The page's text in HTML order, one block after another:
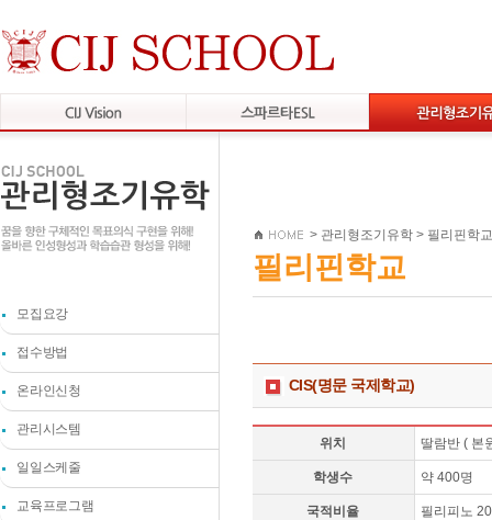
모집요강
접수방법
온라인신청
관리시스템
일일스케줄
교육프로그램
필리핀학교
> 관리형조기유학 > 필리핀학교
CIS(명문 국제학교)
위치 딸람반 ( 본
학생수 약 400명
국적비율 필리피노